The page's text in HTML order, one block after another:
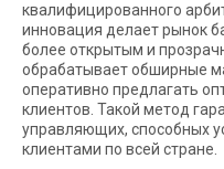
квалифицированного
инновация делает рынок
более открытым и
обрабатывает обширные
оперативно предлагать
клиентов. Такой метод
управляющих, способных
клиентами по всей стране.